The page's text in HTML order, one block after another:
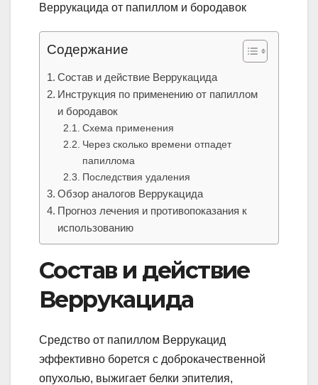
Содержание
Состав и действие Веррукацида
Инструкция по применению от папиллом
и бородавок
Схема применения
Через сколько времени отпадет
папиллома
Последствия удаления
Обзор аналогов Веррукацида
Прогноз лечения и противопоказания к
использованию
Состав и действие
Веррукацида
Средство от папиллом Веррукацид
эффективно борется с доброкачественной
опухолью, выжигает белки эпителия,